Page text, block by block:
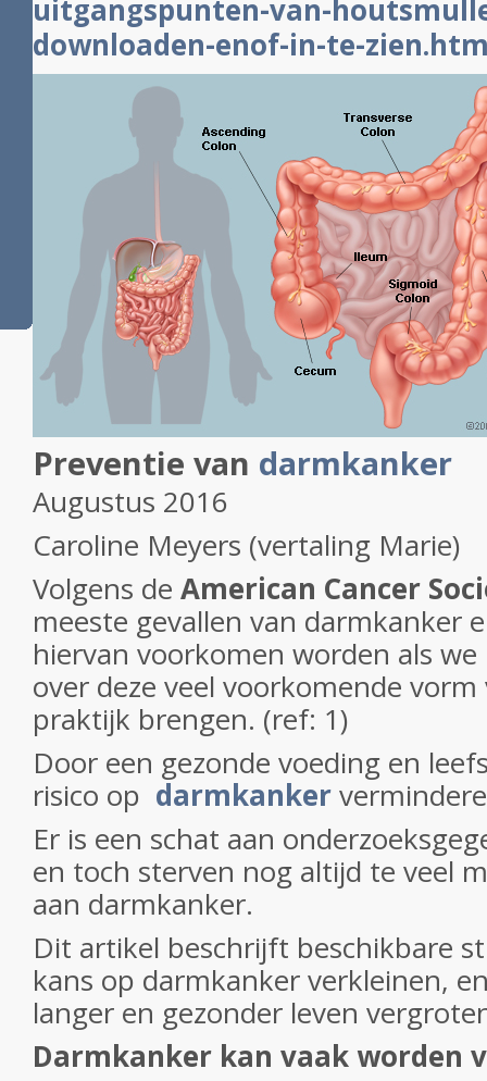
uitgangspunten-van-
downloaden-enof-in-te-
Preventie van darmkanker
Augustus 2016
Caroline Meyers (vertaling Marie)
Volgens de American Cancer
meeste gevallen van darmkanker
hiervan voorkomen worden als we
over deze veel voorkomende
praktijk brengen. (ref: 1)
Door een gezonde voeding en
risico op darmkanker
Er is een schat aan
en toch sterven nog altijd te veel
aan darmkanker.
Dit artikel beschrijft beschikbare
kans op darmkanker verkleinen,
langer en gezonder leven
Darmkanker kan vaak worden